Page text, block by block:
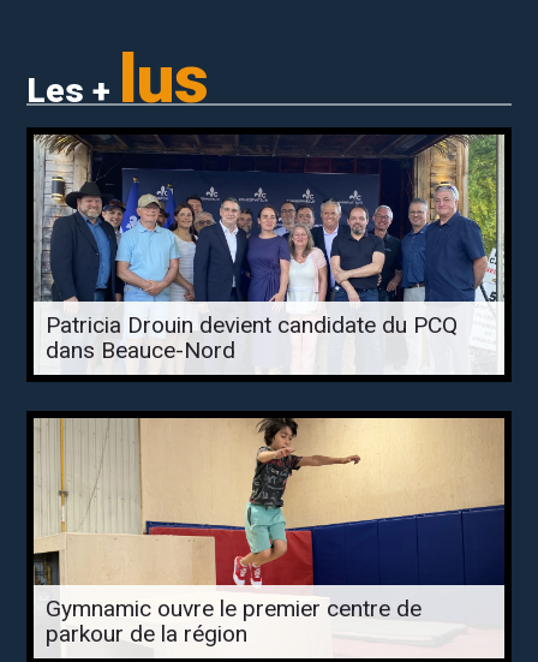
Les + lus
Patricia Drouin devient candidate du PCQ
dans Beauce-Nord
Gymnamic ouvre le premier centre de
parkour de la région